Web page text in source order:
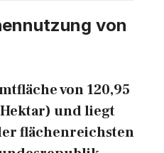
von
von 120,95
und liegt
flächenreichsten